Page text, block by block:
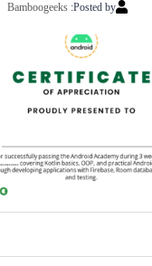
Posted by:
Bamboogeeks